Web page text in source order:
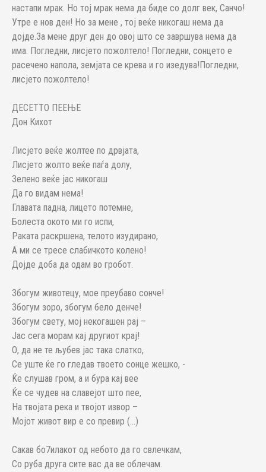
настапи мрак. Но тој мрак нема да биде со долг век, Санчо!
Утре е нов ден! Но за мене , тој веќе никогаш нема да
дојде.За мене друг ден до овој што се завршува нема да
има. Погледни, лисјето пожолтело! Погледни, сонцето е
расечено напола, земјата се крева и го изедува!Погледни,
лисјето пожолтело!
ДЕСЕТТО ПЕЕЊЕ
Дон Кихот
Лисјето веќе жолтее по дрвјата,
Лисјето жолто веќе паѓа долу,
Зелено веќе јас никогаш
Да го видам нема!
Главата падна, лицето потемне,
Болеста окото ми го испи,
Раката раскршена, телото изудирано,
А ми се тресе слабичкото колено!
Дојде доба да одам во гробот.
Збогум животецу, мое преубаво сонче!
Збогум зоро, збогум бело денче!
Збогум свету, мој некогашен рај –
Јас сега морам кај другиот крај!
О, да не те љубев јас така слатко,
Се уште ќе го гледав твоето сонце жешко, -
Ќе слушав гром, а и бура кај вее
Ќе се чудев на славејот што пее,
На твојата река и твојот извор –
Мојот живот вир е со превир (...)
Сакав бо7илакот од небото да го свлечкам,
Со руба друга сите вас да ве облечам.